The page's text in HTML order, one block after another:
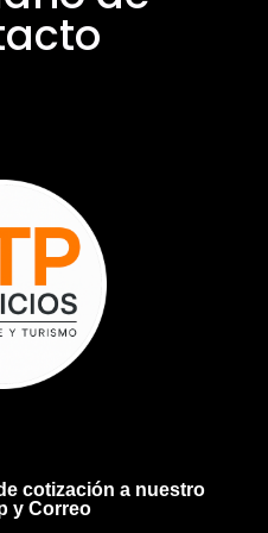
cotización a nuestro
y Correo